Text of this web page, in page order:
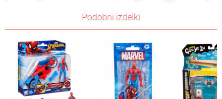
Akcijske figure
Znamke
BRAND
HASBRO AVENGERS
Spol
Starost
E-mail
Sporočilo
Podobni izdelki